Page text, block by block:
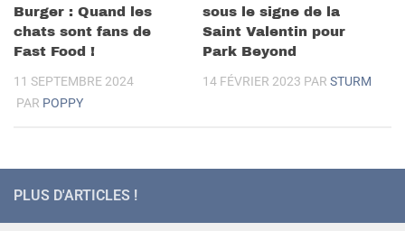
Burger : Quand les
chats sont fans de
Fast Food !
11 SEPTEMBRE 2024
PAR POPPY
sous le signe de la
Saint Valentin pour
Park Beyond
14 FÉVRIER 2023 PAR STURM
PLUS D'ARTICLES !